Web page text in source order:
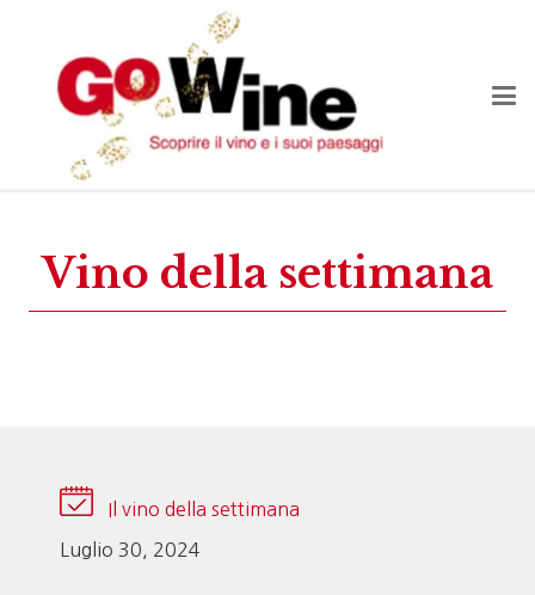
Vino della settimana
Il vino della settimana
Luglio 30, 2024